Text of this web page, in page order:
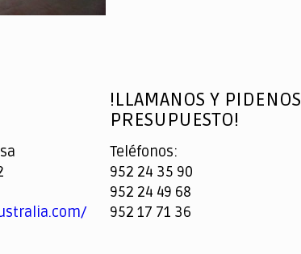
!LLAMANOS Y PIDENOS
PRESUPUESTO!
Teléfonos:
952 24 35 90
952 24 49 68
952 17 71 36